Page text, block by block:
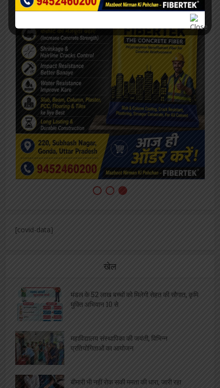
[covid-data]
खेल
मंडल के 52 लाख बच्चों को मिलेगी सेहत की सौगात, कृमि
मुक्ति अभियान 10 से
महाविद्यालय संस्थापिका की जयंती, विभिन्न
प्रतियोगिताओं का आयोजन
बीमारी भी नहीं रोक सकी ममता की धारा, जारी रहा